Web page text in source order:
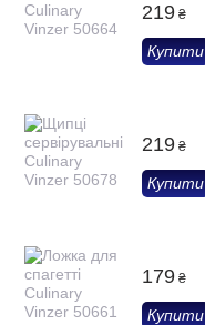
219 ₴
Купити
219 ₴
Купити
179 ₴
Купити